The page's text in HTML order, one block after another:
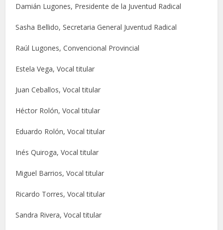
Damián Lugones, Presidente de la Juventud Radical
Sasha Bellido, Secretaria General Juventud Radical
Raúl Lugones, Convencional Provincial
Estela Vega, Vocal titular
Juan Ceballos, Vocal titular
Héctor Rolón, Vocal titular
Eduardo Rolón, Vocal titular
Inés Quiroga, Vocal titular
Miguel Barrios, Vocal titular
Ricardo Torres, Vocal titular
Sandra Rivera, Vocal titular